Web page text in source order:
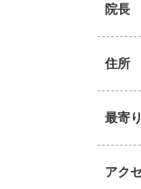
院長
住所
最寄
アク